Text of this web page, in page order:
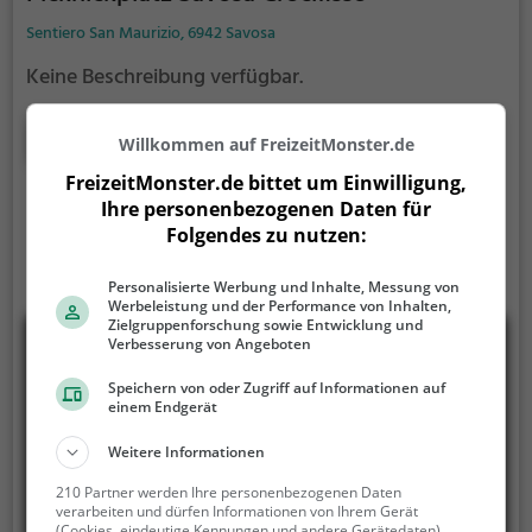
Sentiero San Maurizio, 6942 Savosa
Keine Beschreibung verfügbar.
Mehr erfahren
Willkommen auf FreizeitMonster.de
FreizeitMonster.de bittet um Einwilligung,
Ihre personenbezogenen Daten für
Folgendes zu nutzen:
Personalisierte Werbung und Inhalte, Messung von
Werbeleistung und der Performance von Inhalten,
Zielgruppenforschung sowie Entwicklung und
Verbesserung von Angeboten
Speichern von oder Zugriff auf Informationen auf
einem Endgerät
Weitere Informationen
210 Partner werden Ihre personenbezogenen Daten
verarbeiten und dürfen Informationen von Ihrem Gerät